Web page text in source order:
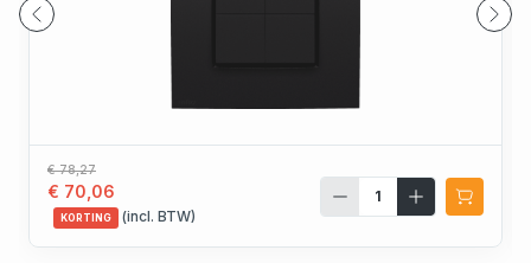
€ 78,27
€ 70,06
KORTING (incl. BTW)